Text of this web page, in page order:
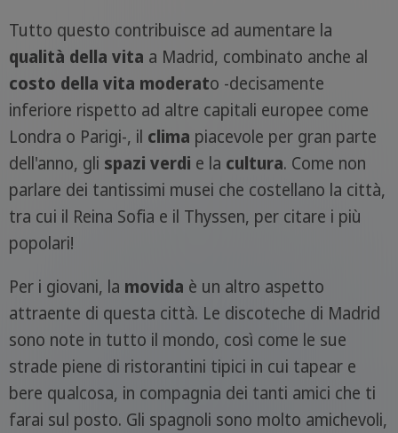
Tutto questo contribuisce ad aumentare la
qualità della vita a Madrid, combinato anche al
costo della vita moderato -decisamente
inferiore rispetto ad altre capitali europee come
Londra o Parigi-, il clima piacevole per gran parte
dell'anno, gli spazi verdi e la cultura. Come non
parlare dei tantissimi musei che costellano la città,
tra cui il Reina Sofia e il Thyssen, per citare i più
popolari!
Per i giovani, la movida è un altro aspetto
attraente di questa città. Le discoteche di Madrid
sono note in tutto il mondo, così come le sue
strade piene di ristorantini tipici in cui tapear e
bere qualcosa, in compagnia dei tanti amici che ti
farai sul posto. Gli spagnoli sono molto amichevoli,